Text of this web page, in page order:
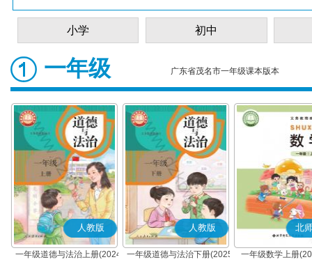
小学 初中
一年级 广东省茂名市一年级课本版本
人教版
一年级道德与法治上册(2024
人教版
一年级道德与法治下册(2025
北
一年级数学上册